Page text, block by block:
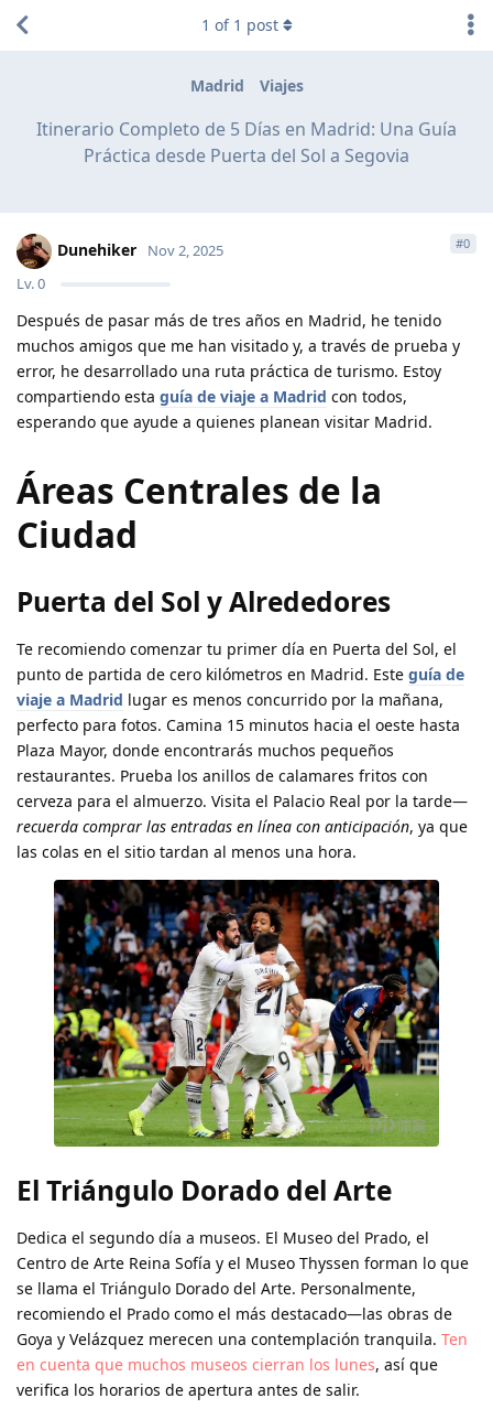
Madrid Viajes
Itinerario Completo de 5 Días en Madrid: Una Guía
Práctica desde Puerta del Sol a Segovia
1 of 1 post
Dunehiker
Lv.0
Nov 2, 2025 #0
Después de pasar más de tres años en Madrid, he tenido
muchos amigos que me han visitado y, a través de prueba y
error, he desarrollado una ruta práctica de turismo. Estoy
compartiendo esta guía de viaje a Madrid con todos,
esperando que ayude a quienes planean visitar Madrid.
Áreas Centrales de la
Ciudad
Puerta del Sol y Alrededores
Te recomiendo comenzar tu primer día en Puerta del Sol, el
punto de partida de cero kilómetros en Madrid. Este guía de
viaje a Madrid lugar es menos concurrido por la mañana,
perfecto para fotos. Camina 15 minutos hacia el oeste hasta
Plaza Mayor, donde encontrarás muchos pequeños
restaurantes. Prueba los anillos de calamares fritos con
cerveza para el almuerzo. Visita el Palacio Real por la tarde—
recuerda comprar las entradas en línea con anticipación, ya que
las colas en el sitio tardan al menos una hora.
El Triángulo Dorado del Arte
Dedica el segundo día a museos. El Museo del Prado, el
Centro de Arte Reina Sofía y el Museo Thyssen forman lo que
se llama el Triángulo Dorado del Arte. Personalmente,
recomiendo el Prado como el más destacado—las obras de
Goya y Velázquez merecen una contemplación tranquila. Ten
en cuenta que muchos museos cierran los lunes, así que
verifica los horarios de apertura antes de salir.